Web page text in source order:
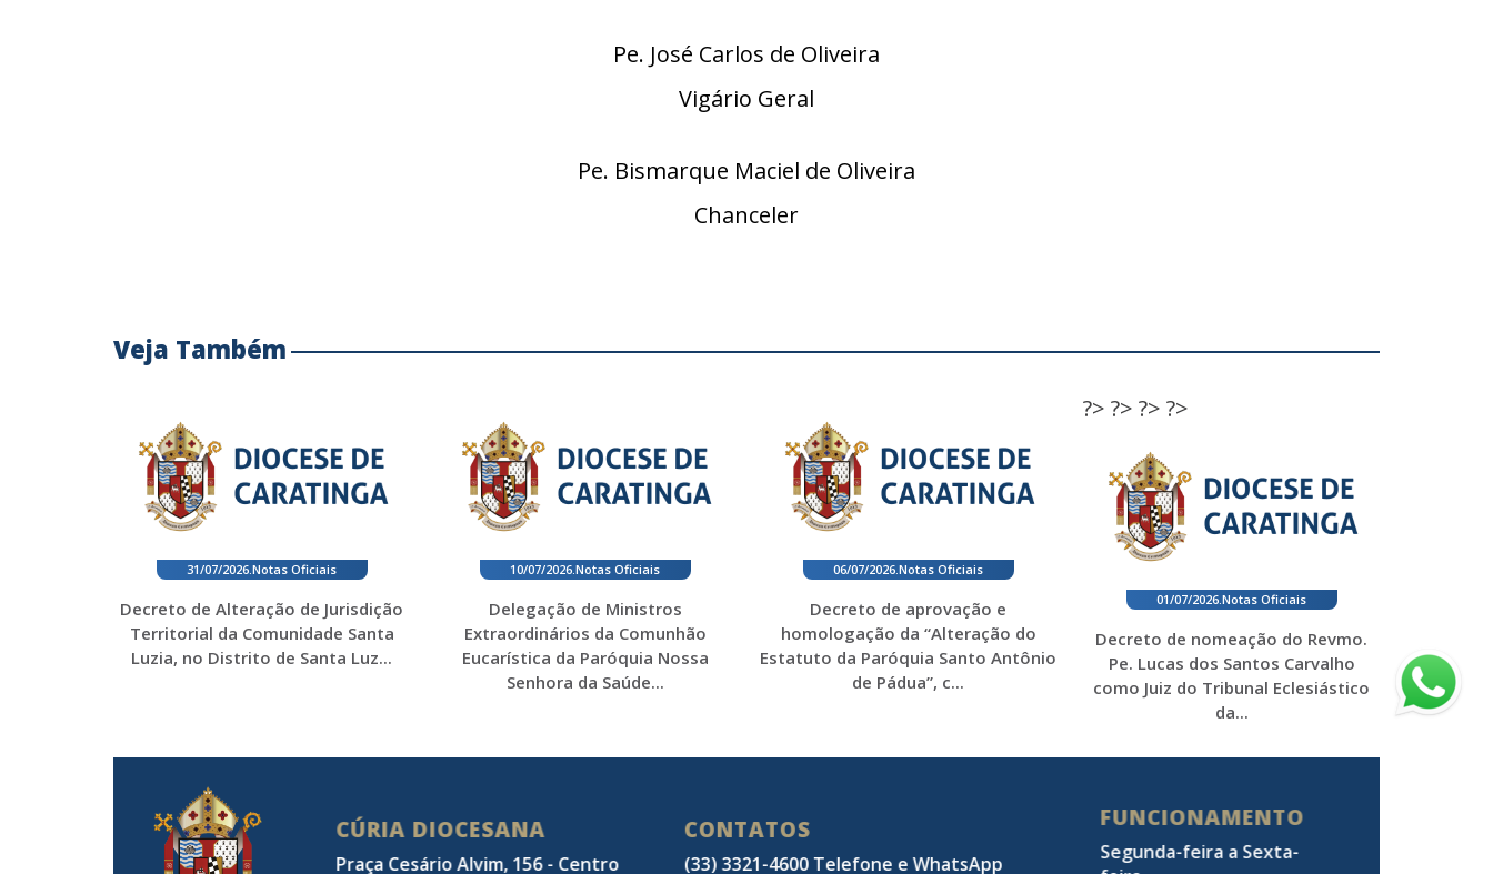
Pe. José Carlos de Oliveira
Vigário Geral
Pe. Bismarque Maciel de Oliveira
Chanceler
Veja Também
?>
31/07/2026.Notas Oficiais
Decreto de Alteração de Jurisdição
Territorial da Comunidade Santa
Luzia, no Distrito de Santa Luz...
?>
10/07/2026.Notas Oficiais
Delegação de Ministros
Extraordinários da Comunhão
Eucarística da Paróquia Nossa
Senhora da Saúde...
?>
06/07/2026.Notas Oficiais
Decreto de aprovação e
homologação da “Alteração do
Estatuto da Paróquia Santo Antônio
de Pádua”, c...
?>
01/07/2026.Notas Oficiais
Decreto de nomeação do Revmo.
Pe. Lucas dos Santos Carvalho
como Juiz do Tribunal Eclesiástico
da...
CÚRIA DIOCESANA
Praça Cesário Alvim, 156 - Centro
CONTATOS
(33) 3321-4600 Telefone e WhatsApp
FUNCIONAMENTO
Segunda-feira a Sexta-